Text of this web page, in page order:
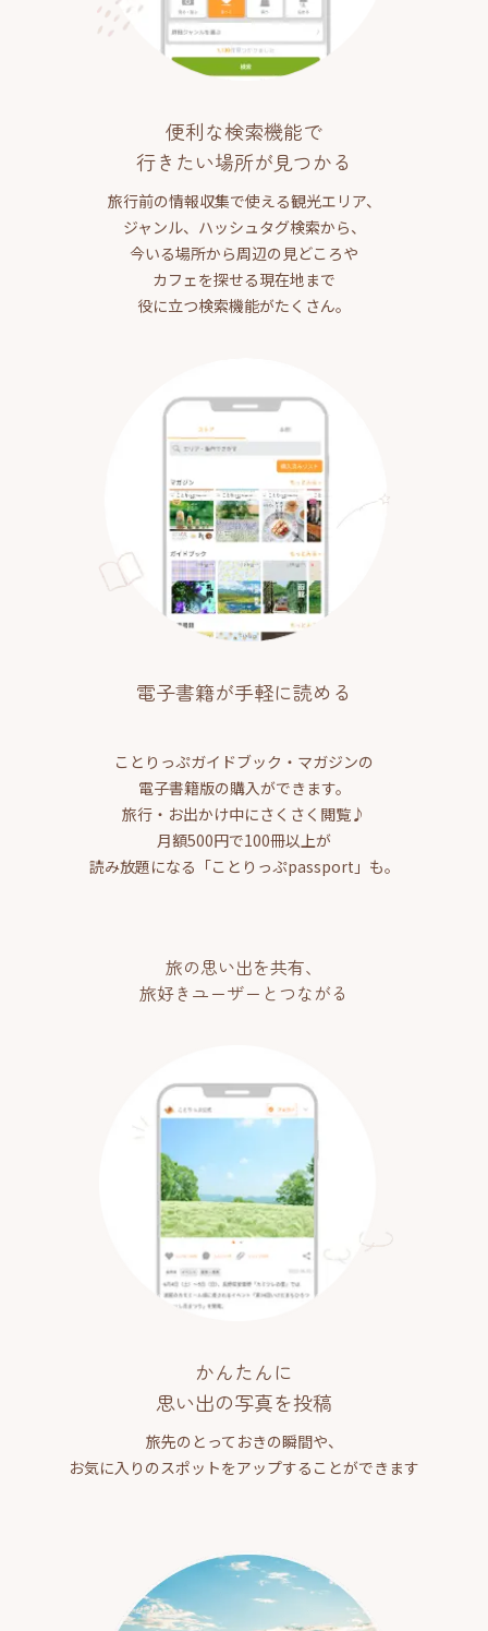
便利な検索機能で
行きたい場所が見つかる
旅行前の情報収集で使える観光エリア、
ジャンル、ハッシュタグ検索から、
今いる場所から周辺の見どころや
カフェを探せる現在地まで
役に立つ検索機能がたくさん。
電子書籍が手軽に読める
ことりっぷガイドブック・マガジンの
電子書籍版の購入ができます。
旅行・お出かけ中にさくさく閲覧♪
月額500円で100冊以上が
読み放題になる「ことりっぷpassport」も。
旅の思い出を共有、
旅好きユーザーとつながる
かんたんに
思い出の写真を投稿
旅先のとっておきの瞬間や、
お気に入りのスポットをアップすることができます